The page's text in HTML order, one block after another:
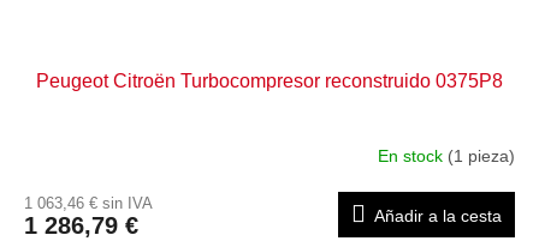
Peugeot Citroën Turbocompresor reconstruido 0375P8
En stock (1 pieza)
1 063,46 € sin IVA
1 286,79 € Añadir a la cesta